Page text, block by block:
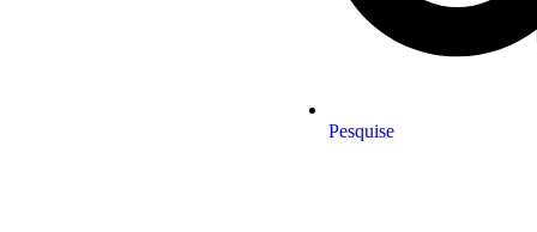
Pesquise